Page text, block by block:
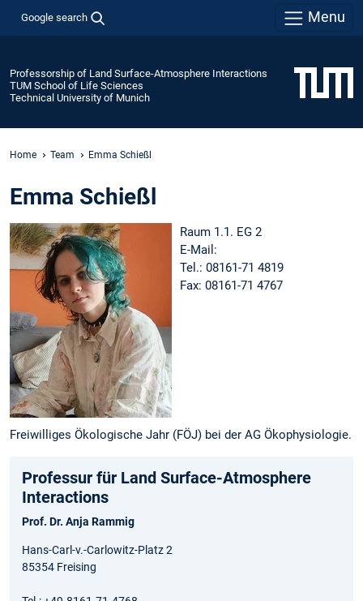
Google search Menu
Professorship of Land Surface-Atmosphere Interactions
TUM School of Life Sciences
Technical University of Munich
Home Team Emma Schießl
Emma Schießl
Raum 1.1. EG 2
E-Mail:
Tel.: 08161-71 4819
Fax: 08161-71 4767
Freiwilliges Ökologische Jahr (FÖJ) bei der AG Ökophysiologie.
Professur für Land Surface-Atmosphere
Interactions
Prof. Dr. Anja Rammig
Hans-Carl-v.-Carlowitz-Platz 2
85354 Freising